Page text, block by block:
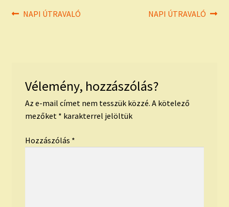
Bejegyzés
Previous
NAPI ÚTRAVALÓ
Next
NAPI ÚTRAVALÓ
Vélemény, hozzászólás?
Az e-mail címet nem tesszük közzé. A kötelező
mezőket * karakterrel jelöltük
Hozzászólás *